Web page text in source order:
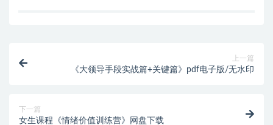
上一篇
《大领导手段实战篇+关键篇》pdf电子版/无水印
下一篇
女生课程《情绪价值训练营》网盘下载